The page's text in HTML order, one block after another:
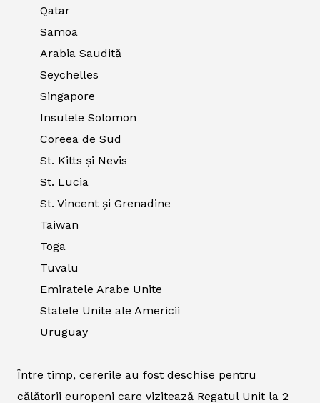
Qatar
Samoa
Arabia Saudită
Seychelles
Singapore
Insulele Solomon
Coreea de Sud
St. Kitts și Nevis
St. Lucia
St. Vincent și Grenadine
Taiwan
Toga
Tuvalu
Emiratele Arabe Unite
Statele Unite ale Americii
Uruguay
Între timp, cererile au fost deschise pentru
călătorii europeni care vizitează Regatul Unit la 2